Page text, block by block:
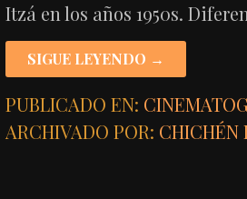
Itzá en los años 1950s.
SIGUE LEYENDO →
PUBLICADO EN:
ARCHIVADO POR: CHICHÉN